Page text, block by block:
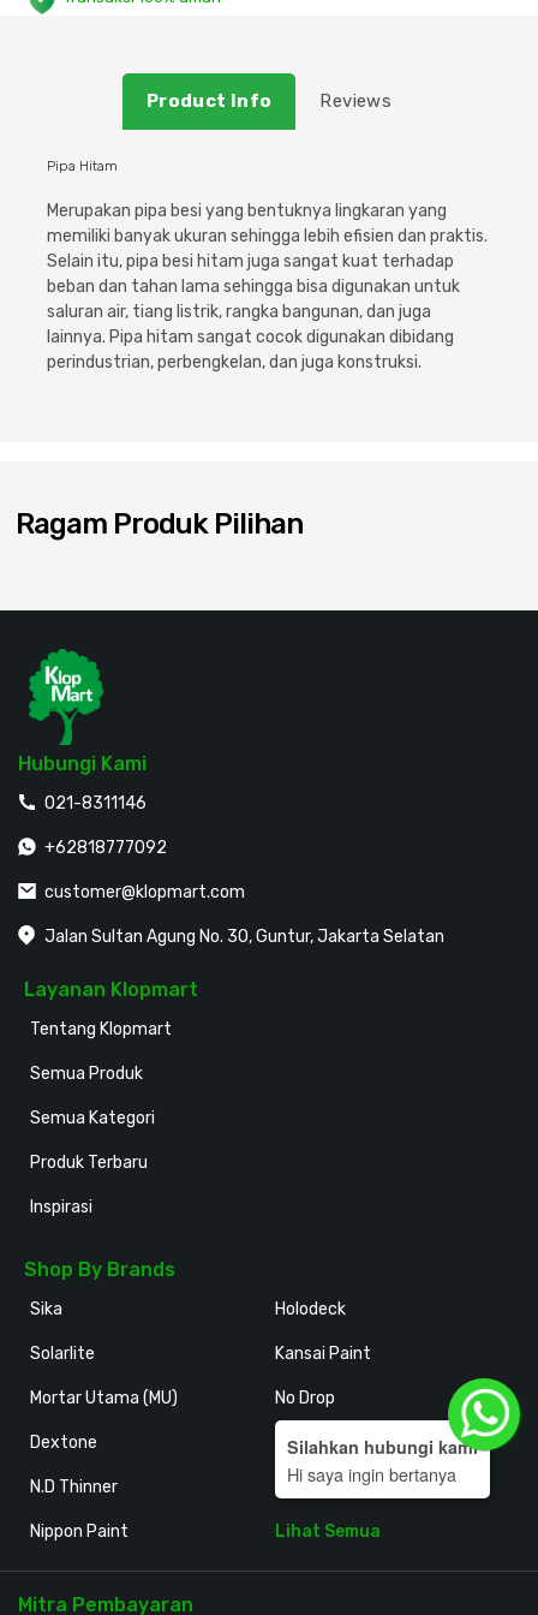
Sanitari & Aksesorisnya
Peralatan & Perkakas
Aksesoris Perabot
Scaffolding
Saniter
Besi Profil & Plat
Besi Profil & Baja
Semen & Sejenisnya
Pompa dan Pipa
Product Info Reviews
Pipa Hitam
Merupakan pipa besi yang bentuknya lingkaran yang
memiliki banyak ukuran sehingga lebih efisien dan praktis.
Selain itu, pipa besi hitam juga sangat kuat terhadap
beban dan tahan lama sehingga bisa digunakan untuk
saluran air, tiang listrik, rangka bangunan, dan juga
lainnya. Pipa hitam sangat cocok digunakan dibidang
perindustrian, perbengkelan, dan juga konstruksi.
Ragam Produk Pilihan
Hubungi Kami
021-8311146
+62818777092
customer@klopmart.com
Jalan Sultan Agung No. 30, Guntur, Jakarta Selatan
Layanan Klopmart
Tentang Klopmart
Semua Produk
Semua Kategori
Produk Terbaru
Inspirasi
Shop By Brands
Sika
Solarlite
Mortar Utama (MU)
Dextone
N.D Thinner
Nippon Paint
Holodeck
Kansai Paint
No Drop
San-Ei
Artolite
Lihat Semua
Mitra Pembayaran
Silahkan hubungi kami
Hi saya ingin bertanya